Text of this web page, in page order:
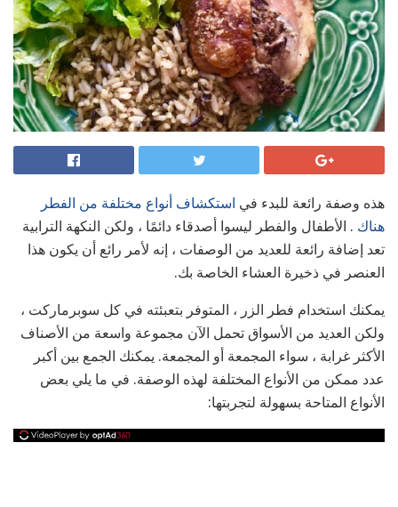
هذه وصفة رائعة للبدء في استكشاف أنواع مختلفة من الفطر
هناك . الأطفال والفطر ليسوا أصدقاء دائمًا ، ولكن النكهة الترابية
تعد إضافة رائعة للعديد من الوصفات ، إنه لأمر رائع أن يكون هذا
العنصر في ذخيرة العشاء الخاصة بك.
يمكنك استخدام فطر الزر ، المتوفر بتعبئته في كل سوبرماركت ،
ولكن العديد من الأسواق تحمل الآن مجموعة واسعة من الأصناف
الأكثر غرابة ، سواء المجمعة أو المجمعة. يمكنك الجمع بين أكبر
عدد ممكن من الأنواع المختلفة لهذه الوصفة. في ما يلي بعض
الأنواع المتاحة بسهولة لتجربتها: